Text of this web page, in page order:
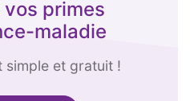
vos primes
maladie
simple et gratuit !